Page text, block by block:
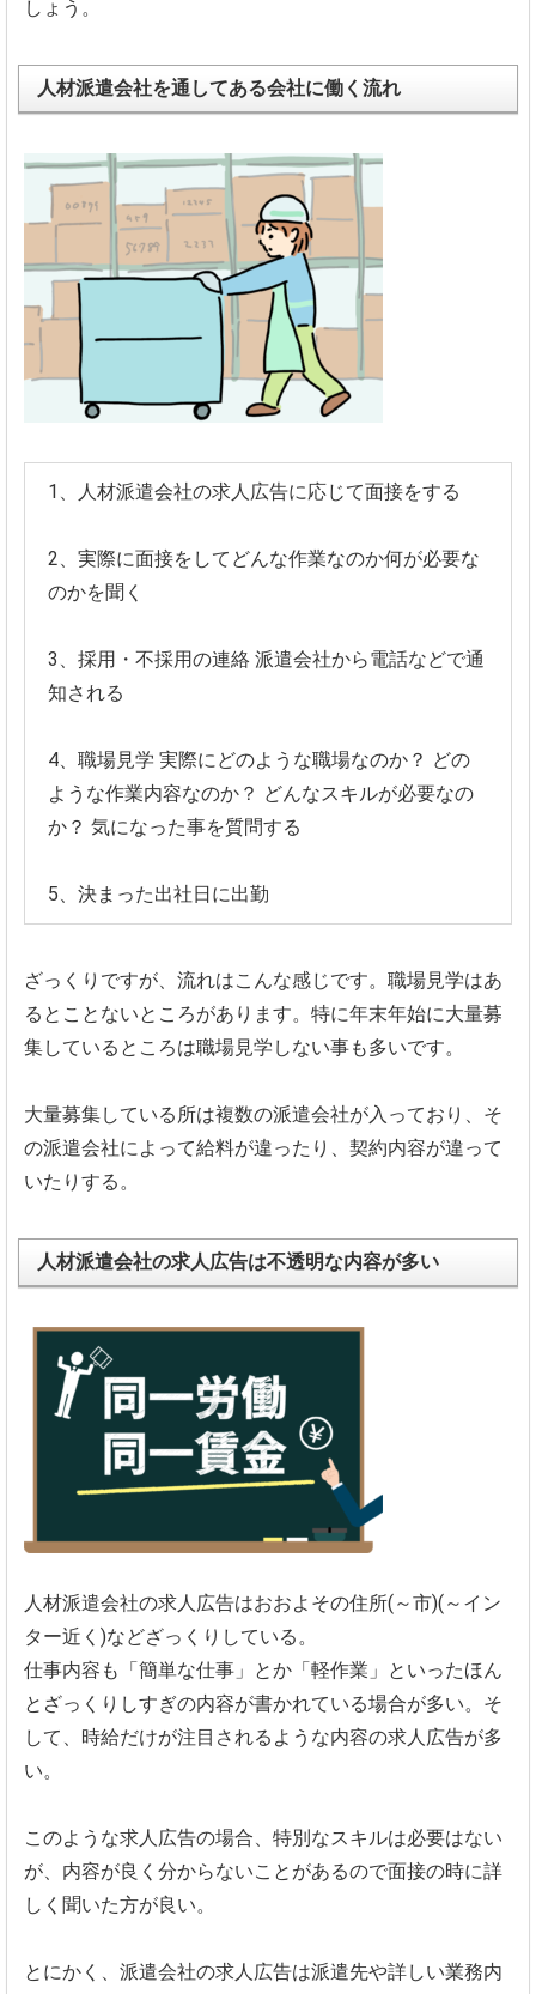
しょう。
人材派遣会社を通してある会社に働く流れ
1、人材派遣会社の求人広告に応じて面接をする
2、実際に面接をしてどんな作業なのか何が必要な
のかを聞く
3、採用・不採用の連絡 派遣会社から電話などで通
知される
4、職場見学 実際にどのような職場なのか？ どの
ような作業内容なのか？ どんなスキルが必要なの
か？ 気になった事を質問する
5、決まった出社日に出勤
ざっくりですが、流れはこんな感じです。職場見学はあ
るとことないところがあります。特に年末年始に大量募
集しているところは職場見学しない事も多いです。
大量募集している所は複数の派遣会社が入っており、そ
の派遣会社によって給料が違ったり、契約内容が違って
いたりする。
人材派遣会社の求人広告は不透明な内容が多い
人材派遣会社の求人広告はおおよその住所(～市)(～イン
ター近く)などざっくりしている。
仕事内容も「簡単な仕事」とか「軽作業」といったほん
とざっくりしすぎの内容が書かれている場合が多い。そ
して、時給だけが注目されるような内容の求人広告が多
い。
このような求人広告の場合、特別なスキルは必要はない
が、内容が良く分からないことがあるので面接の時に詳
しく聞いた方が良い。
とにかく、派遣会社の求人広告は派遣先や詳しい業務内